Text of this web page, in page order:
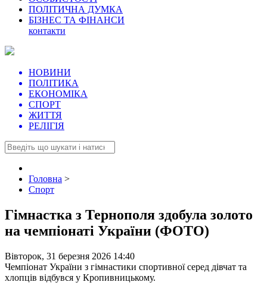
ПОЛІТИЧНА ДУМКА
БІЗНЕС ТА ФІНАНСИ
контакти
НОВИНИ
ПОЛІТИКА
ЕКОНОМІКА
СПОРТ
ЖИТТЯ
РЕЛІГІЯ
Головна >
Спорт
Гімнастка з Тернополя здобула золото
на чемпіонаті України (ФОТО)
Вівторок, 31 березня 2026 14:40
Чемпіонат України з гімнастики спортивної серед дівчат та
хлопців відбувся у Кропивницькому.